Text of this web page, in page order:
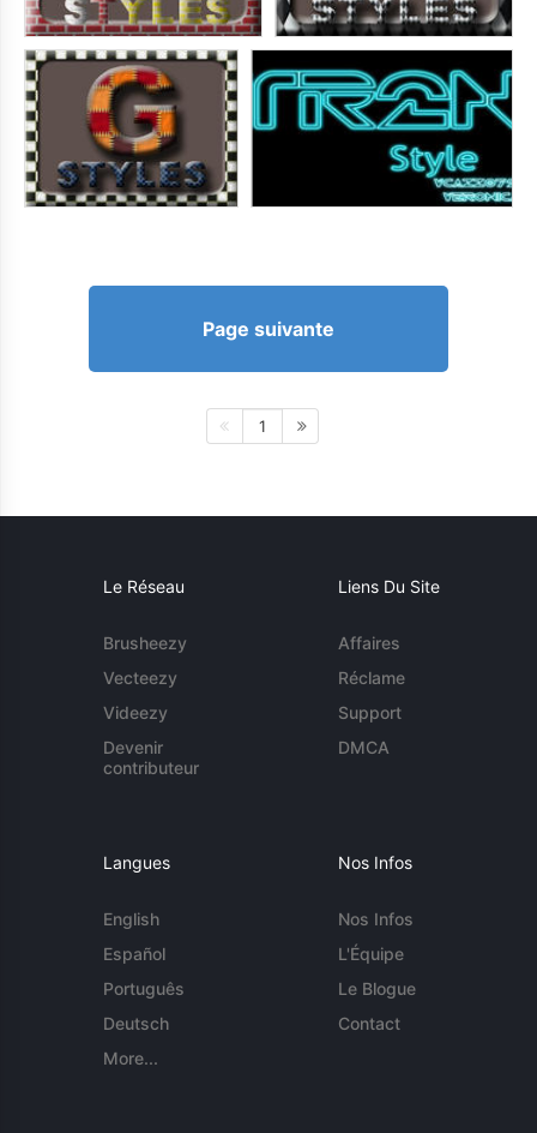
Page suivante
1
Le Réseau
Brusheezy
Vecteezy
Videezy
Devenir
contributeur
Liens Du Site
Affaires
Réclame
Support
DMCA
Langues
English
Español
Português
Deutsch
More...
Nos Infos
Nos Infos
L'Équipe
Le Blogue
Contact